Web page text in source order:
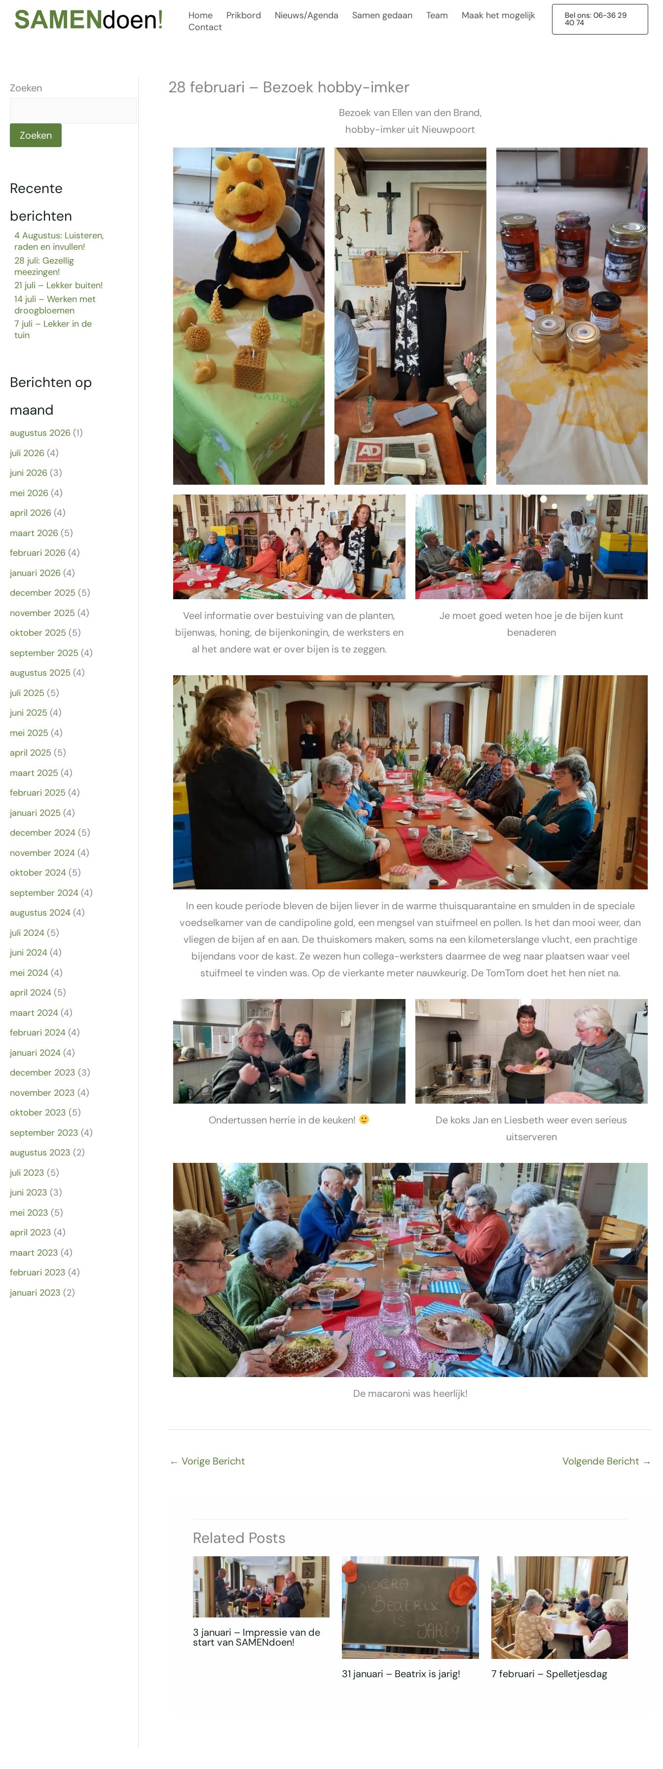
naar
Home Prikbord Nieuws/Agenda Samen gedaan Team
Maak het mogelijk
Contact
Bel ons: 06-36 29
40 74
Zoeken
Zoeken
Recente
berichten
4 Augustus: Luisteren,
raden en invullen!
28 juli: Gezellig
meezingen!
21 juli – Lekker buiten!
14 juli – Werken met
droogbloemen
7 juli – Lekker in de
tuin
Berichten op
maand
augustus 2026 (1)
juli 2026 (4)
juni 2026 (3)
mei 2026 (4)
april 2026 (4)
maart 2026 (5)
februari 2026 (4)
januari 2026 (4)
december 2025 (5)
november 2025 (4)
oktober 2025 (5)
september 2025 (4)
augustus 2025 (4)
juli 2025 (5)
juni 2025 (4)
mei 2025 (4)
april 2025 (5)
maart 2025 (4)
februari 2025 (4)
januari 2025 (4)
december 2024 (5)
november 2024 (4)
oktober 2024 (5)
september 2024 (4)
augustus 2024 (4)
juli 2024 (5)
juni 2024 (4)
mei 2024 (4)
april 2024 (5)
maart 2024 (4)
februari 2024 (4)
januari 2024 (4)
december 2023 (3)
november 2023 (4)
oktober 2023 (5)
september 2023 (4)
augustus 2023 (2)
juli 2023 (5)
juni 2023 (3)
mei 2023 (5)
april 2023 (4)
maart 2023 (4)
februari 2023 (4)
januari 2023 (2)
28 februari – Bezoek hobby-imker
Bezoek van Ellen van den Brand,
hobby-imker uit Nieuwpoort
Veel informatie over bestuiving van de planten,
bijenwas, honing, de bijenkoningin, de werksters en
al het andere wat er over bijen is te zeggen.
Je moet goed weten hoe je de bijen kunt
benaderen
In een koude periode bleven de bijen liever in de warme thuisquarantaine en smulden in de speciale
voedselkamer van de candipoline gold, een mengsel van stuifmeel en pollen. Is het dan mooi weer, dan
vliegen de bijen af en aan. De thuiskomers maken, soms na een kilometerslange vlucht, een prachtige
bijendans voor de kast. Ze wezen hun collega-werksters daarmee de weg naar plaatsen waar veel
stuifmeel te vinden was. Op de vierkante meter nauwkeurig. De TomTom doet het hen niet na.
Ondertussen herrie in de keuken!
De koks Jan en Liesbeth weer even serieus
uitserveren
De macaroni was heerlijk!
← Vorige Bericht Volgende Bericht →
Related Posts
3 januari – Impressie van de
start van SAMENdoen!
31 januari – Beatrix is jarig! 7 februari – Spelletjesdag